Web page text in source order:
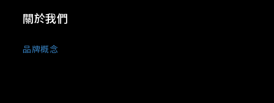
關於我們
品牌概念